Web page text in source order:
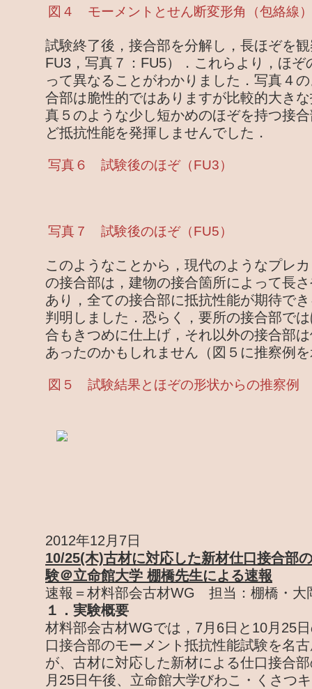
図４ モーメントとせん断変形角（包絡線）
試験終了後，接合部を分解し，長ほぞを
FU3，写真７：FU5）．これらより，ほ
って異なることがわかりました．写真４
合部は脆性的ではありますが比較的大き
真５のような少し短かめのほぞを持つ接
ど抵抗性能を発揮しませんでした．
写真６ 試験後のほぞ（FU3）
写真７ 試験後のほぞ（FU5）
このようなことから，現代のようなプレ
の接合部は，建物の接合箇所によって長
あり，全ての接合部に抵抗性能が期待で
判明しました．恐らく，要所の接合部で
合もきつめに仕上げ，それ以外の接合部
あったのかもしれません（図５に推察例
図５ 試験結果とほぞの形状からの推察例
2012年12月7日
10/25(木)古材に対応した新材仕口接合部
験＠立命館大学 棚橋先生による速報
速報＝材料部会古材WG 担当：棚橋・大
１．実験概要
材料部会古材WGでは，7月6日と10月25
口接合部のモーメント抵抗性能試験を名
が、古材に対応した新材による仕口接合
月25日午後、立命館大学びわこ・くさつ